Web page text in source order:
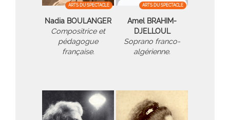
ARTS DU SPECTACLE
Nadia BOULANGER
Compositrice et
pédagogue
française.
ARTS DU SPECTACLE
Amel BRAHIM-
DJELLOUL
Soprano franco-
algérienne.